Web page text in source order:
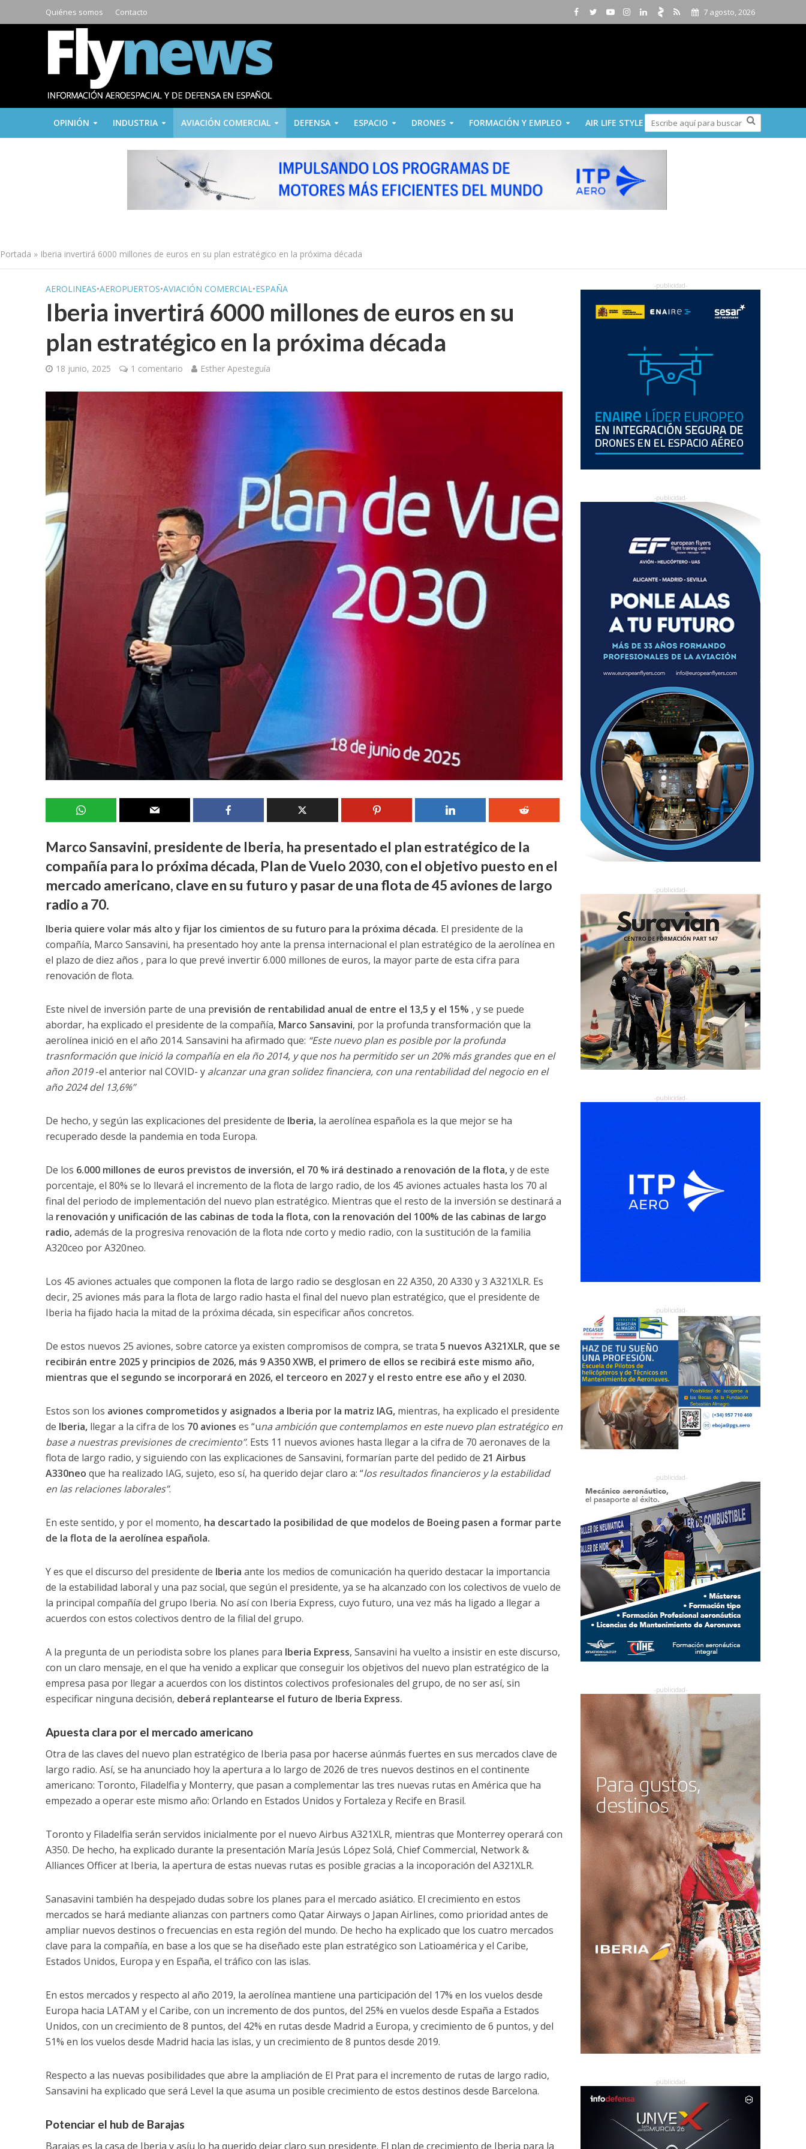
Quiénes somos Contacto 7 agosto, 2026
OPINIÓN INDUSTRIA AVIACIÓN COMERCIAL DEFENSA ESPACIO DRONES FORMACIÓN Y EMPLEO AIR LIFE STYLE
Portada » Iberia invertirá 6000 millones de euros en su plan estratégico en la próxima década
AEROLINEAS•AEROPUERTOS•AVIACIÓN COMERCIAL•ESPAÑA
Iberia invertirá 6000 millones de euros en su
plan estratégico en la próxima década
18 junio, 2025 1 comentario Esther Apesteguía
Marco Sansavini, presidente de Iberia, ha presentado el plan estratégico de la
compañía para lo próxima década, Plan de Vuelo 2030, con el objetivo puesto en el
mercado americano, clave en su futuro y pasar de una flota de 45 aviones de largo
radio a 70.
Iberia quiere volar más alto y fijar los cimientos de su futuro para la próxima década. El presidente de la
compañía, Marco Sansavini, ha presentado hoy ante la prensa internacional el plan estratégico de la aerolínea en
el plazo de diez años , para lo que prevé invertir 6.000 millones de euros, la mayor parte de esta cifra para
renovación de flota.
Este nivel de inversión parte de una previsión de rentabilidad anual de entre el 13,5 y el 15% , y se puede
abordar, ha explicado el presidente de la compañía, Marco Sansavini, por la profunda transformación que la
aerolínea inició en el año 2014. Sansavini ha afirmado que: “Este nuevo plan es posible por la profunda
trasnformación que inició la compañía en ela ño 2014, y que nos ha permitido ser un 20% más grandes que en el
añon 2019-el anterior nal COVID- y alcanzar una gran solidez financiera, con una rentabilidad del negocio en el
año 2024 del 13,6%”
De hecho, y según las explicaciones del presidente de Iberia,la aerolínea española es la que mejor se ha
recuperado desde la pandemia en toda Europa.
De los 6.000 millones de euros previstos de inversión, el 70 % irá destinado a renovación de la flota,y de este
porcentaje, el 80% se lo llevará el incremento de la flota de largo radio, de los 45 aviones actuales hasta los 70 al
final del periodo de implementación del nuevo plan estratégico. Mientras que el resto de la inversión se destinará a
la renovación y unificación de las cabinas de toda la flota, con la renovación del 100% de las cabinas de largo
radio,además de la progresiva renovación de la flota nde corto y medio radio, con la sustitución de la familia
A320ceo por A320neo.
Los 45 aviones actuales que componen la flota de largo radio se desglosan en 22 A350, 20 A330 y 3 A321XLR. Es
decir, 25 aviones más para la flota de largo radio hasta el final del nuevo plan estratégico, que el presidente de
Iberia ha fijado hacia la mitad de la próxima década, sin especificar años concretos.
De estos nuevos 25 aviones, sobre catorce ya existen compromisos de compra, se trata 5 nuevos A321XLR, que se
recibirán entre 2025 y principios de 2026, más 9 A350 XWB, el primero de ellos se recibirá este mismo año,
mientras que el segundo se incorporará en 2026, el terceoro en 2027 y el resto entre ese año y el 2030.
Estos son los aviones comprometidos y asignados a Iberia por la matriz IAG,mientras, ha explicado el presidente
de Iberia,llegar a la cifra de los 70 aviones es “una ambición que contemplamos en este nuevo plan estratégico en
base a nuestras previsiones de crecimiento”. Ests 11 nuevos aviones hasta llegar a la cifra de 70 aeronaves de la
flota de largo radio, y siguiendo con las explicaciones de Sansavini, formarían parte del pedido de 21 Airbus
A330neo que ha realizado IAG, sujeto, eso sí, ha querido dejar claro a: “los resultados financieros y la estabilidad
en las relaciones laborales”.
En este sentido, y por el momento, ha descartado la posibilidad de que modelos de Boeing pasen a formar parte
de la flota de la aerolínea española.
Y es que el discurso del presidente de Iberia ante los medios de comunicación ha querido destacar la importancia
de la estabilidad laboral y una paz social, que según el presidente, ya se ha alcanzado con los colectivos de vuelo de
la principal compañía del grupo Iberia. No así con Iberia Express, cuyo futuro, una vez más ha ligado a llegar a
acuerdos con estos colectivos dentro de la filial del grupo.
A la pregunta de un periodista sobre los planes para Iberia Express, Sansavini ha vuelto a insistir en este discurso,
con un claro mensaje, en el que ha venido a explicar que conseguir los objetivos del nuevo plan estratégico de la
empresa pasa por llegar a acuerdos con los distintos colectivos profesionales del grupo, de no ser así, sin
especificar ninguna decisión, deberá replantearse el futuro de Iberia Express.
Apuesta clara por el mercado americano
Otra de las claves del nuevo plan estratégico de Iberia pasa por hacerse aúnmás fuertes en sus mercados clave de
largo radio. Así, se ha anunciado hoy la apertura a lo largo de 2026 de tres nuevos destinos en el continente
americano: Toronto, Filadelfia y Monterry, que pasan a complementar las tres nuevas rutas en América que ha
empezado a operar este mismo año: Orlando en Estados Unidos y Fortaleza y Recife en Brasil.
Toronto y Filadelfia serán servidos inicialmente por el nuevo Airbus A321XLR, mientras que Monterrey operará con
A350. De hecho, ha explicado durante la presentación María Jesús López Solá, Chief Commercial, Network &
Alliances Officer at Iberia, la apertura de estas nuevas rutas es posible gracias a la incoporación del A321XLR.
Sanasavini también ha despejado dudas sobre los planes para el mercado asiático. El crecimiento en estos
mercados se hará mediante alianzas con partners como Qatar Airways o Japan Airlines, como prioridad antes de
ampliar nuevos destinos o frecuencias en esta región del mundo. De hecho ha explicado que los cuatro mercados
clave para la compañía, en base a los que se ha diseñado este plan estratégico son Latioamérica y el Caribe,
Estados Unidos, Europa y en España, el tráfico con las islas.
En estos mercados y respecto al año 2019, la aerolínea mantiene una participación del 17% en los vuelos desde
Europa hacia LATAM y el Caribe, con un incremento de dos puntos, del 25% en vuelos desde España a Estados
Unidos, con un crecimiento de 8 puntos, del 42% en rutas desde Madrid a Europa, y crecimiento de 6 puntos, y del
51% en los vuelos desde Madrid hacia las islas, y un crecimiento de 8 puntos desde 2019.
Respecto a las nuevas posibilidades que abre la ampliación de El Prat para el incremento de rutas de largo radio,
Sansavini ha explicado que será Level la que asuma un posible crecimiento de estos destinos desde Barcelona.
Potenciar el hub de Barajas
Barajas es la casa de Iberia y asíu lo ha querido dejar claro sun presidente. El plan de crecimiento de Iberia para la